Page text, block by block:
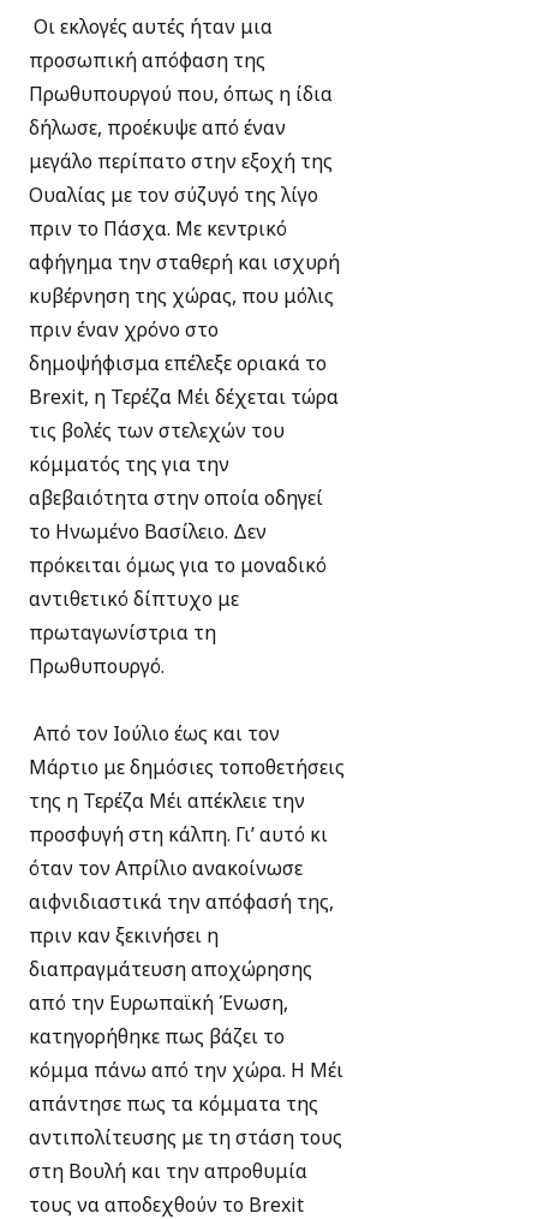
Οι εκλογές αυτές ήταν μια
προσωπική απόφαση της
Πρωθυπουργού που, όπως η ίδια
δήλωσε, προέκυψε από έναν
μεγάλο περίπατο στην εξοχή της
Ουαλίας με τον σύζυγό της λίγο
πριν το Πάσχα. Με κεντρικό
αφήγημα την σταθερή και ισχυρή
κυβέρνηση της χώρας, που μόλις
πριν έναν χρόνο στο
δημοψήφισμα επέλεξε οριακά το
Brexit, η Τερέζα Μέι δέχεται τώρα
τις βολές των στελεχών του
κόμματός της για την
αβεβαιότητα στην οποία οδηγεί
το Ηνωμένο Βασίλειο. Δεν
πρόκειται όμως για το μοναδικό
αντιθετικό δίπτυχο με
πρωταγωνίστρια τη
Πρωθυπουργό.
Από τον Ιούλιο έως και τον
Μάρτιο με δημόσιες τοποθετήσεις
της η Τερέζα Μέι απέκλειε την
προσφυγή στη κάλπη. Γι’ αυτό κι
όταν τον Απρίλιο ανακοίνωσε
αιφνιδιαστικά την απόφασή της,
πριν καν ξεκινήσει η
διαπραγμάτευση αποχώρησης
από την Ευρωπαϊκή Ένωση,
κατηγορήθηκε πως βάζει το
κόμμα πάνω από την χώρα. H Μέι
απάντησε πως τα κόμματα της
αντιπολίτευσης με τη στάση τους
στη Βουλή και την απροθυμία
τους να αποδεχθούν το Brexit